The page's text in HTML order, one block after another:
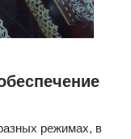
режимах, в